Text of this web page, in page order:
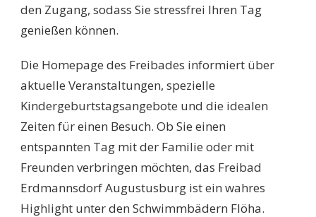
den Zugang, sodass Sie stressfrei Ihren Tag
genießen können.
Die Homepage des Freibades informiert über
aktuelle Veranstaltungen, spezielle
Kindergeburtstagsangebote und die idealen
Zeiten für einen Besuch. Ob Sie einen
entspannten Tag mit der Familie oder mit
Freunden verbringen möchten, das Freibad
Erdmannsdorf Augustusburg ist ein wahres
Highlight unter den Schwimmbädern Flöha.